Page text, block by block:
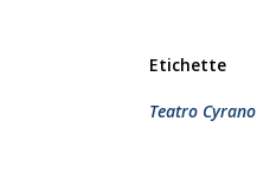
Etichette
Teatro Cyrano